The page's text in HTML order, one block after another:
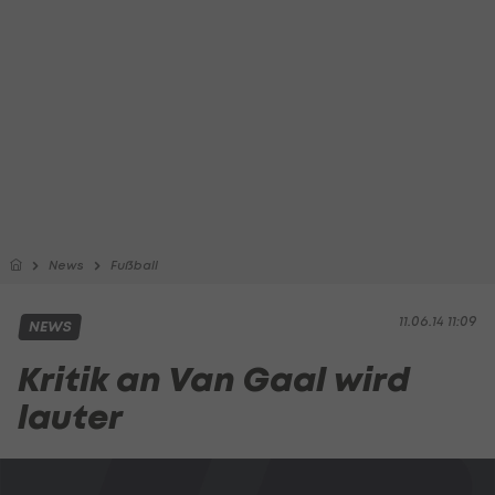
News Fußball
11.06.14 11:09
NEWS
Kritik an Van Gaal wird
lauter